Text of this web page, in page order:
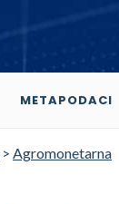
METAPODACI
> Agromonetarna